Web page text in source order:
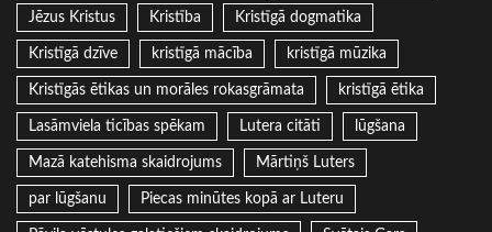
Jēzus Kristus Kristība Kristīgā dogmatika
Kristīgā dzīve kristīgā mācība kristīgā mūzika
Kristīgās ētikas un morāles rokasgrāmata kristīgā ētika
Lasāmviela ticības spēkam Lutera citāti lūgšana
Mazā katehisma skaidrojums Mārtiņš Luters
par lūgšanu Piecas minūtes kopā ar Luteru